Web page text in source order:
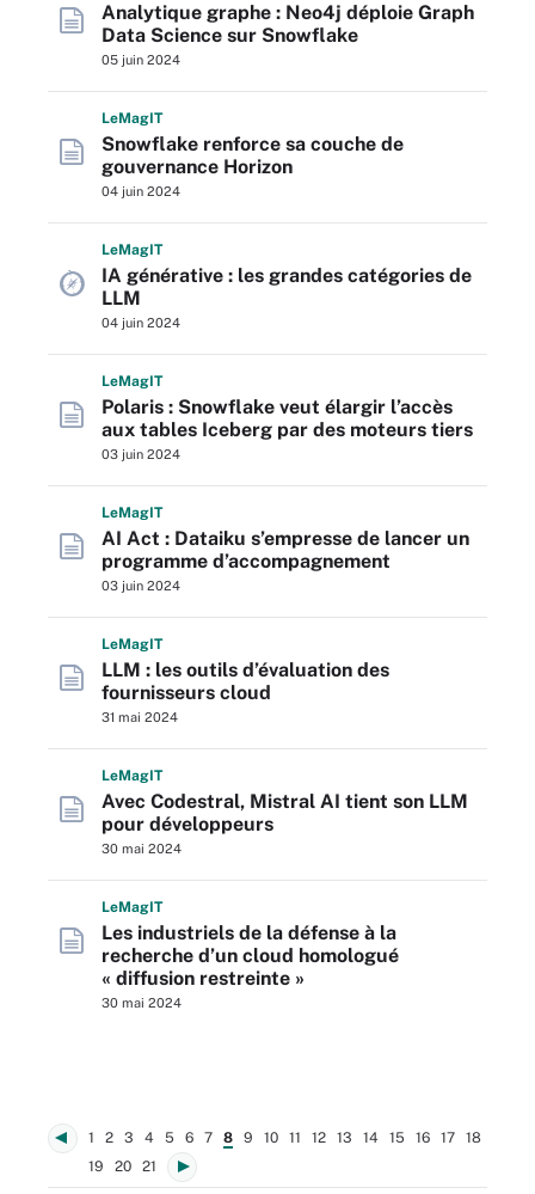
Analytique graphe : Neo4j déploie Graph
Data Science sur Snowflake
05 juin 2024
LeMagIT
Snowflake renforce sa couche de
gouvernance Horizon
04 juin 2024
LeMagIT
IA générative : les grandes catégories de
LLM
04 juin 2024
LeMagIT
Polaris : Snowflake veut élargir l’accès
aux tables Iceberg par des moteurs tiers
03 juin 2024
LeMagIT
AI Act : Dataiku s’empresse de lancer un
programme d’accompagnement
03 juin 2024
LeMagIT
LLM : les outils d’évaluation des
fournisseurs cloud
31 mai 2024
LeMagIT
Avec Codestral, Mistral AI tient son LLM
pour développeurs
30 mai 2024
LeMagIT
Les industriels de la défense à la
recherche d’un cloud homologué
« diffusion restreinte »
30 mai 2024
1 2 3 4 5 6 7 8 9 10 11 12 13 14 15 16 17
18
19
20 21